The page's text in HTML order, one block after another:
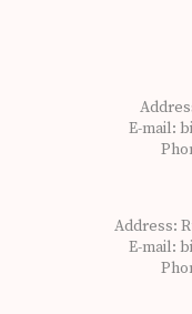
E-mail:
Address:
E-mail: